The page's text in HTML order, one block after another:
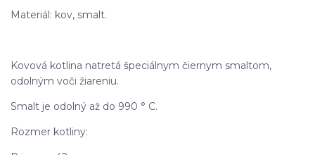
Materiál: kov, smalt.
Kovová kotlina natretá špeciálnym čiernym smaltom,
odolným voči žiareniu.
Smalt je odolný až do 990 ° C.
Rozmer kotliny: